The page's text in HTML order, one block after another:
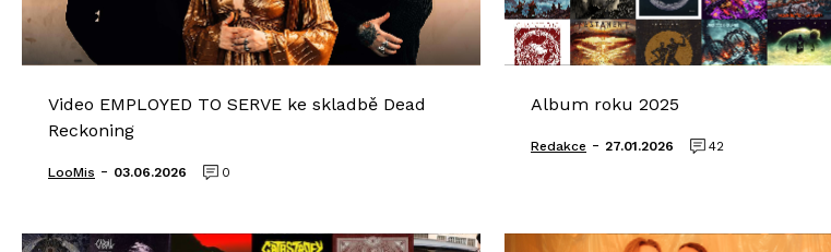
Video EMPLOYED TO SERVE ke skladbě Dead
Reckoning
LooMis - 03.06.2026 0
Album roku 2025
Redakce - 27.01.2026 42